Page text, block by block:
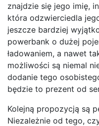
znajdzie się jego imię,
która odzwierciedla
jeszcze bardziej
powerbank o dużej
ładowaniem, a nawet
możliwości są niemal
dodanie tego
będzie to prezent od
Kolejną propozycją są
Niezależnie od tego,